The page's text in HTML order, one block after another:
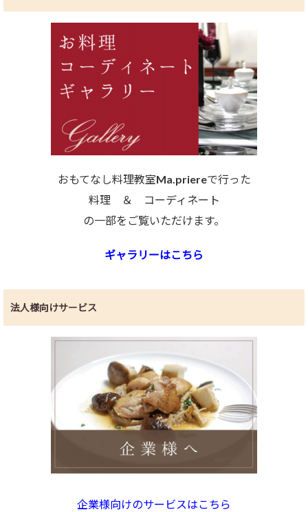
おもてなし料理教室Ma.priereで行った
料理 ＆ コーディネート
の一部をご覧いただけます。
ギャラリーはこちら
法人様向けサービス
企業様向けのサービスはこちら